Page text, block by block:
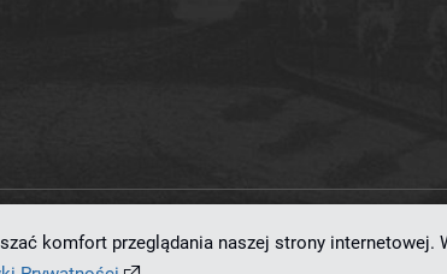
dLibra 7.0.0-SNAPSHOT opracowanemu przez
komfort przeglądania naszej strony internetowej.